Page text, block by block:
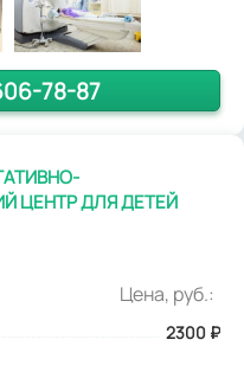
78-87
ЦЕНТР ДЛЯ ДЕТЕЙ
Цена, руб.:
2300 ₽